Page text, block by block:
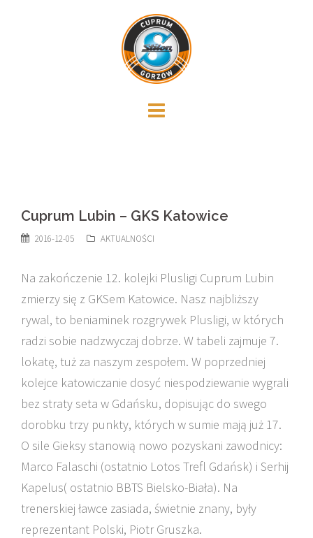
Cuprum Lubin – GKS Katowice
2016-12-05 AKTUALNOŚCI
Na zakończenie 12. kolejki Plusligi Cuprum Lubin
zmierzy się z GKSem Katowice. Nasz najbliższy
rywal, to beniaminek rozgrywek Plusligi, w których
radzi sobie nadzwyczaj dobrze. W tabeli zajmuje 7.
lokatę, tuż za naszym zespołem. W poprzedniej
kolejce katowiczanie dosyć niespodziewanie wygrali
bez straty seta w Gdańsku, dopisując do swego
dorobku trzy punkty, których w sumie mają już 17.
O sile Gieksy stanowią nowo pozyskani zawodnicy:
Marco Falaschi (ostatnio Lotos Trefl Gdańsk) i Serhij
Kapelus( ostatnio BBTS Bielsko-Biała). Na
trenerskiej ławce zasiada, świetnie znany, były
reprezentant Polski, Piotr Gruszka.